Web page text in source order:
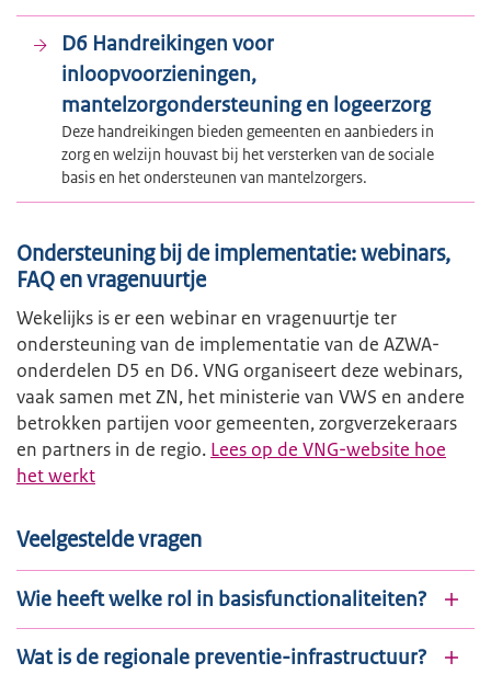
D6 Handreikingen voor
inloopvoorzieningen,
mantelzorgondersteuning en logeerzorg
Deze handreikingen bieden gemeenten en aanbieders in
zorg en welzijn houvast bij het versterken van de sociale
basis en het ondersteunen van mantelzorgers.
Ondersteuning bij de implementatie: webinars,
FAQ en vragenuurtje
Wekelijks is er een webinar en vragenuurtje ter
ondersteuning van de implementatie van de AZWA-
onderdelen D5 en D6. VNG organiseert deze webinars,
vaak samen met ZN, het ministerie van VWS en andere
betrokken partijen voor gemeenten, zorgverzekeraars
en partners in de regio. Lees op de VNG-website hoe
het werkt
Veelgestelde vragen
Wie heeft welke rol in basisfunctionaliteiten?
Wat is de regionale preventie-infrastructuur?